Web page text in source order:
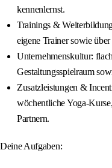
kennenlernst.
Trainings &
eigene Trainer sowie
Unternehmenskultur:
Gestaltungsspielraum
Zusatzleistungen &
wöchentliche Yoga-
Partnern.
Deine Aufgaben: